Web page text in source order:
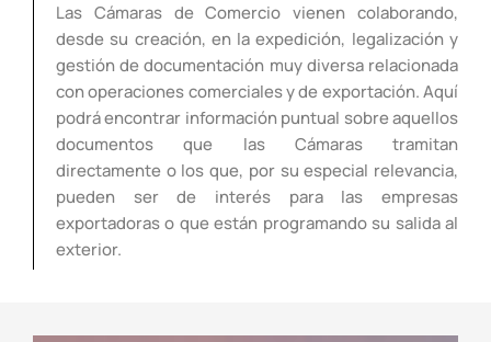
Las Cámaras de Comercio vienen colaborando,
desde su creación, en la expedición, legalización y
gestión de documentación muy diversa relacionada
con operaciones comerciales y de exportación. Aquí
podrá encontrar información puntual sobre aquellos
documentos que las Cámaras tramitan
directamente o los que, por su especial relevancia,
pueden ser de interés para las empresas
exportadoras o que están programando su salida al
exterior.